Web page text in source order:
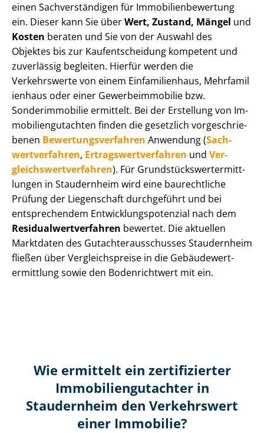
einen Sach­ver­stän­di­gen für Im­mo­bi­li­en­be­wer­tung
ein. Dieser kann Sie überWert, Zustand, Mängel und
Kosten beraten und Sie von der Auswahl des
Objektes bis zur Kauf­ent­schei­dung kompetent und
zuverlässig begleiten. Hierfür werden die
Verkehrswerte von einem Einfamilienhaus, Mehr­fa­mi­l
i­en­haus oder einer Ge­wer­be­im­mo­bi­lie bzw.
Sonderimmobilie ermittelt. Bei der Erstellung von Im­
mo­bi­li­en­gut­ach­ten finden die gesetzlich vor­ge­schrie­
be­nen Be­wer­tungs­ver­fah­ren Anwendung (Sach­
wert­ver­fah­ren, Er­trags­wert­ver­fah­ren und Ver­
gleichs­wert­ver­fah­ren). Für Grund­stücks­wert­ermitt­
lun­gen in Staudernheim wird eine baurechtliche
Prüfung der Liegenschaft durchgeführt und bei
entsprechendem Ent­wick­lungs­po­ten­zi­al nach dem
Re­si­du­al­wert­ver­fah­ren bewertet. Die aktuellen
Marktdaten des Gut­ach­ter­aus­schus­ses Staudernheim
fließen über Ver­gleichs­prei­se in die Ge­bäu­de­wert­
ermitt­lung sowie den Bodenrichtwert mit ein.
Wie ermittelt ein zertifizierter
Immobilien­gutachter in
Staudernheim den Verkehrswert
einer Immobilie?